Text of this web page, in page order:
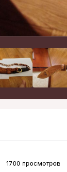
1700 просмотров